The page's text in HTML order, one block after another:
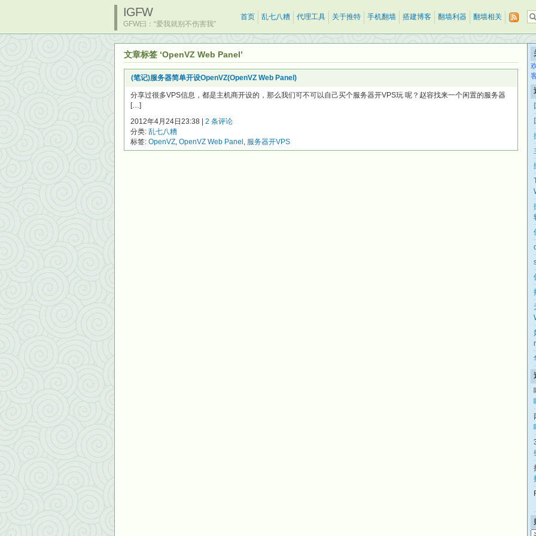
IGFW
GFW曰：“爱我就别不伤害我”
首页 乱七八糟 代理工具 关于推特 手机翻墙 搭建博客 翻墙利器 翻墙相关
文章标签 ‘OpenVZ Web Panel’
(笔记)服务器简单开设OpenVZ(OpenVZ Web Panel)
分享过很多VPS信息，都是主机商开设的，那么我们可不可以自己买个服务器开VPS玩 呢？赵容找来一个闲置的服务器
[…]
2012年4月24日23:38 | 2 条评论
分类: 乱七八糟
标签: OpenVZ, OpenVZ Web Panel , 服务器开VPS